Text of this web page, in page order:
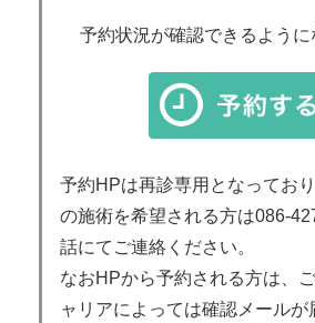
予約状況が確認できるように
予約HPは再診専用となってお
の施術を希望される方は086-
話にてご連絡ください。
なおHPから予約される方は、
ャリアによっては確認メールが